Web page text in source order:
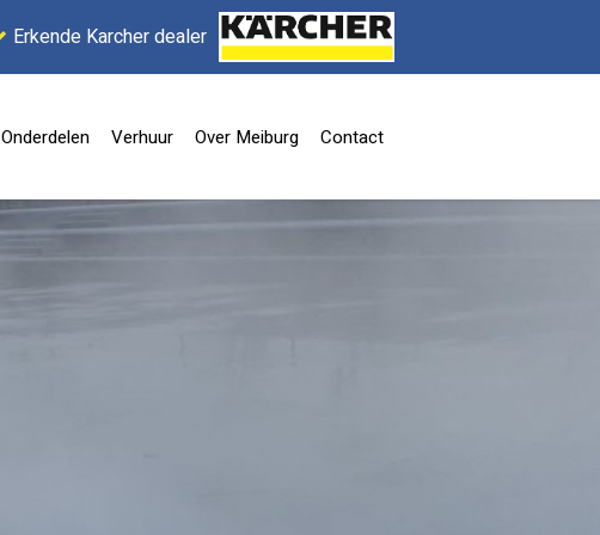
Erkende Karcher dealer
Onderdelen Verhuur Over Meiburg Contact